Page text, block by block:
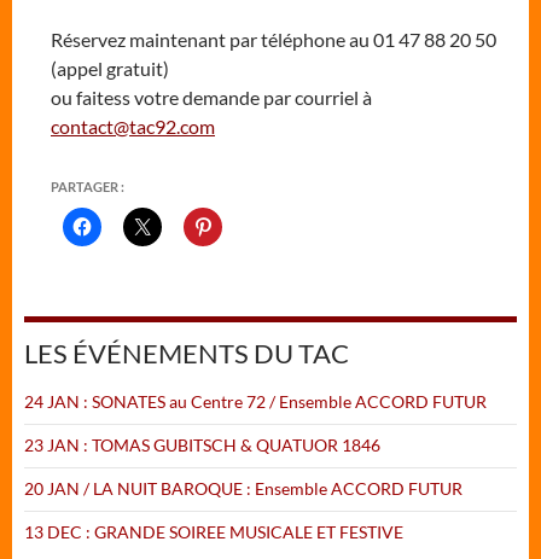
Réservez maintenant par téléphone au 01 47 88 20 50
(appel gratuit)
ou faitess votre demande par courriel à
contact@tac92.com
PARTAGER :
LES ÉVÉNEMENTS DU TAC
24 JAN : SONATES au Centre 72 / Ensemble ACCORD FUTUR
23 JAN : TOMAS GUBITSCH & QUATUOR 1846
20 JAN / LA NUIT BAROQUE : Ensemble ACCORD FUTUR
13 DEC : GRANDE SOIREE MUSICALE ET FESTIVE